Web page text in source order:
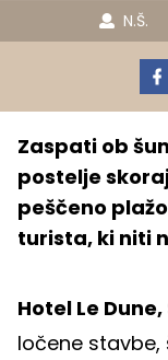
N.Š.
Zaspati ob
postelje
peščeno
turista, ki niti
Hotel Le
ločene stavbe,